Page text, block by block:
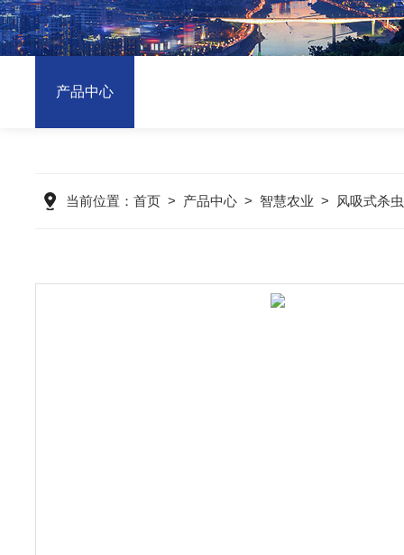
产品中心
当前位置： 首页 > 产品中心 > 智慧农业 > 风吸式杀